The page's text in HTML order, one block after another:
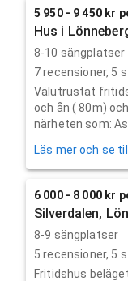
5 950 - 9 450 kr
Hus i
8-10 sängplatser
7recensioner, 5
Välutrustat
och ån ( 80m)
närheten som:
Läs mer och se
6 000 - 8 000 kr
Silverdalen,
8-9 sängplatser
5 recensioner, 5
Fritidshus